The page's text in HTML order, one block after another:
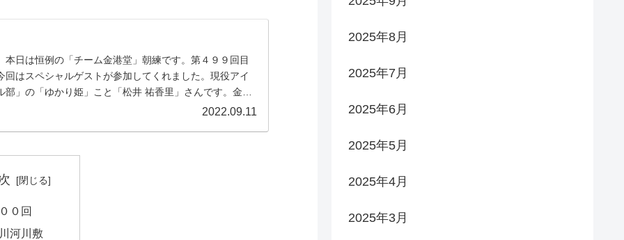
本日は恒例の「チーム金港堂」朝練です。第４９９回目
回はスペシャルゲストが参加してくれました。現役アイ
」の「ゆかり姫」こと「松井 祐香里」さんです。金沢
2022.09.11
０回
河川敷
2025年8月
2025年7月
2025年6月
2025年5月
2025年4月
2025年3月